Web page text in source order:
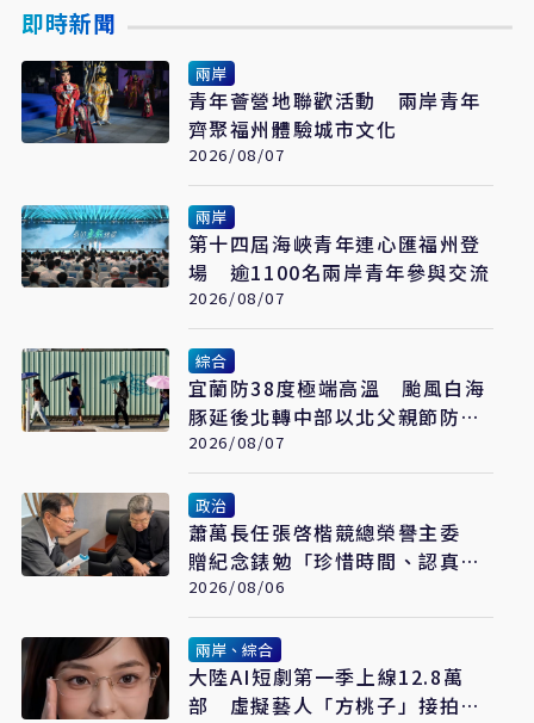
即時新聞
兩岸
青年薈營地聯歡活動 兩岸青年
齊聚福州體驗城市文化
2026/08/07
兩岸
第十四屆海峽青年連心匯福州登
場 逾1100名兩岸青年參與交流
2026/08/07
綜合
宜蘭防38度極端高溫 颱風白海
豚延後北轉中部以北父親節防豪
大雨
2026/08/07
政治
蕭萬長任張啓楷競總榮譽主委
贈紀念錶勉「珍惜時間、認真打
拚」
2026/08/06
兩岸、綜合
大陸AI短劇第一季上線12.8萬
部 虛擬藝人「方桃子」接拍美